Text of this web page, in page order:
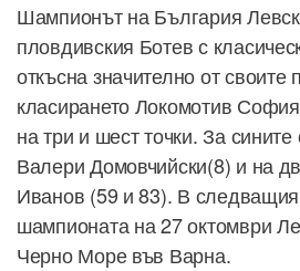
Шампионът на България
пловдивския Ботев с
откъсна значително от своите
класирането Локомотив
на три и шест точки. За сините
Валери Домовчийски(8) и на
Иванов (59 и 83). В следващия
шампионата на 27 октомври
Черно Море във Варна.